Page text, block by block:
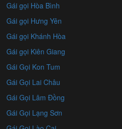
Gái gọi Hòa Bình
Gái gọi Hưng Yên
Gái gọi Khánh Hòa
Gái gọi Kiên Giang
Gái Gọi Kon Tum
Gái Gọi Lai Châu
Gái Gọi Lâm Đồng
Gái Gọi Lạng Sơn